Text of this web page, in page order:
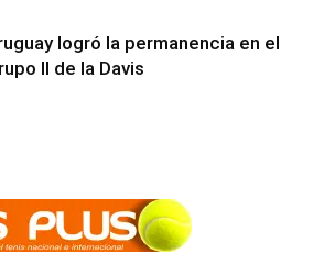
logró la permanencia en el
II de la Davis